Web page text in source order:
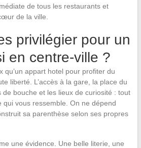
de tous les restaurants et
de la ville.
privilégier pour un
en centre-ville ?
qu’un appart hotel pour profiter du
liberté. L’accès à la gare, la place du
de bouche et les lieux de curiosité : tout
qui vous ressemble. On ne dépend
sa parenthèse selon ses propres
une évidence. Une belle literie, une